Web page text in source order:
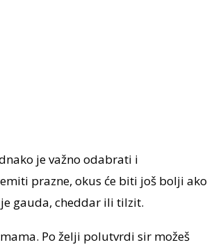
je važno odabrati i
prazne, okus će biti još bolji ako
gauda, cheddar ili tilzit.
Po želji polutvrdi sir možeš